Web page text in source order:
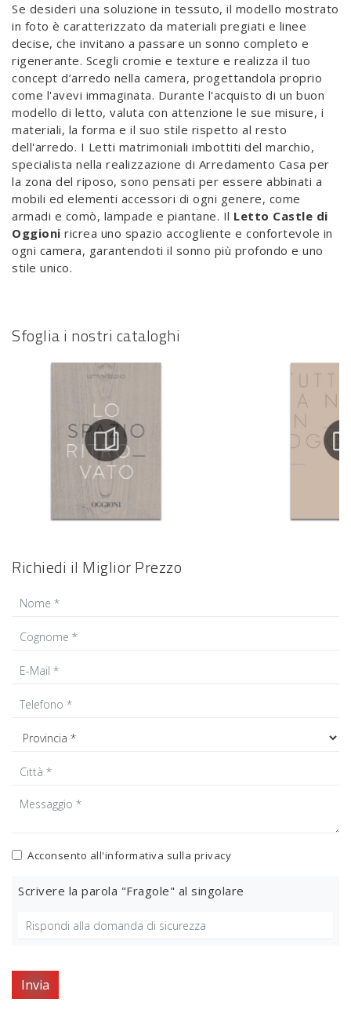
Se desideri una soluzione in tessuto, il modello mostrato
in foto è caratterizzato da materiali pregiati e linee
decise, che invitano a passare un sonno completo e
rigenerante. Scegli cromie e texture e realizza il tuo
concept d’arredo nella camera, progettandola proprio
come l'avevi immaginata. Durante l'acquisto di un buon
modello di letto, valuta con attenzione le sue misure, i
materiali, la forma e il suo stile rispetto al resto
dell'arredo. I Letti matrimoniali imbottiti del marchio,
specialista nella realizzazione di Arredamento Casa per
la zona del riposo, sono pensati per essere abbinati a
mobili ed elementi accessori di ogni genere, come
armadi e comò, lampade e piantane. Il Letto Castle di
Oggioni ricrea uno spazio accogliente e confortevole in
ogni camera, garantendoti il sonno più profondo e uno
stile unico.
Sfoglia i nostri cataloghi
Richiedi il Miglior Prezzo
Acconsento all'informativa sulla privacy
Scrivere la parola "Fragole" al singolare
Invia